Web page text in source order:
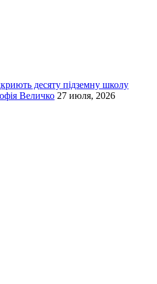
десяту підземну школу
Величко 27 июля, 2026